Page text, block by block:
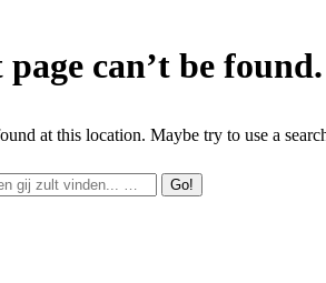
can’t be found.
at this location. Maybe try to use a